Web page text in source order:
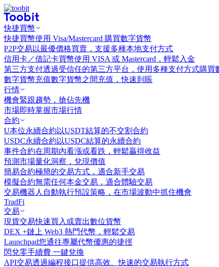
快捷買幣
快捷買幣使用 Visa/Mastercard 購買數字貨幣
P2P交易 以最優價格買賣，支援多種本地支付方式
信用卡／借記卡買幣使用 VISA 或 Mastercard，輕鬆入金
第三方支付透過受信任的第三方平台，使用多種支付方式購買
數字貨幣充值數字貨幣之間充值，快速到賬
行情
機會緊跟趨勢，搶佔先機
市場即時掌握市場行情
合約
U本位永續合約 以USDT結算的不交割合約
USDC永續合約 以USDC結算的永續合約
事件合約在周期內看漲或看跌，輕鬆贏得收益
預測市場量化洞察，兌現價值
簡易合約極簡的交易方式，適合新手交易
模擬合約無需任何本金交易，適合體驗交易
交易機器人 自動執行預設策略，在市場波動中抓住機會
TradFi
交易
現貨交易快速買入或賣出數位貨幣
DEX +鏈上 Web3 熱門代幣，輕鬆交易
Launchpad您通往專屬代幣優惠的捷徑
閃兌零手續費 一鍵兌換
API交易透過編程接口提供高效、快速的交易執行方式